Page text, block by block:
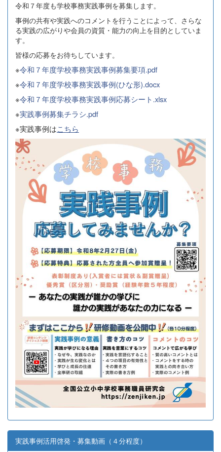
令和７年度も学校事務実践事例を募集します。
事例の共有や実践へのコメントを行うことによって、さらな
る実践の広がりや会員の資質・能力の向上を目的としていま
す。
皆様の応募をお待ちしています。
※令和７年度学校事務実践事例募集要項.pdf
※令和７年度学校事務実践事例(ひな形).docx
※令和７年度学校事務実践事例応募シート.xlsx
※実践事例募集チラシ.pdf
※実践事例はこちら
実践事例活用啓発・募集動画（４分程度）